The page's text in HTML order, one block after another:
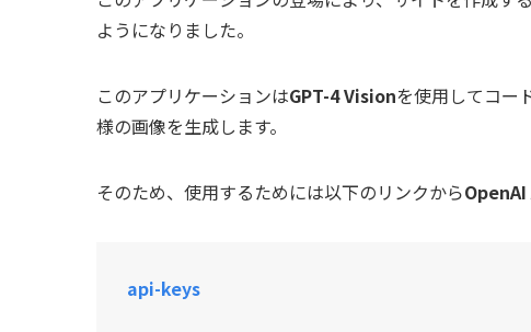
ようになりました。
このアプリケーションはGPT-4 Visionを使用してコー
様の画像を生成します。
そのため、使用するためには以下のリンクから
api-keys